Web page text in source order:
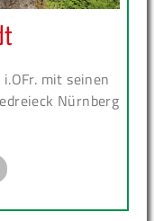
mit seinen
Nürnberg